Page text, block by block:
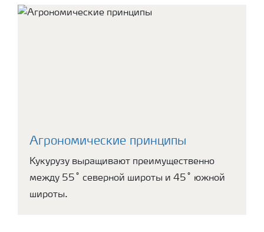
Агрономические принципы
Кукурузу выращивают преимущественно
между 55˚ северной широты и 45˚ южной
широты.